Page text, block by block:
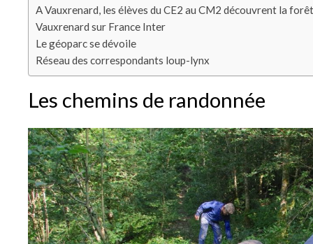
A Vauxrenard, les élèves du CE2 au CM2 découvrent la forêt
Vauxrenard sur France Inter
Le géoparc se dévoile
Réseau des correspondants loup-lynx
Les chemins de randonnée